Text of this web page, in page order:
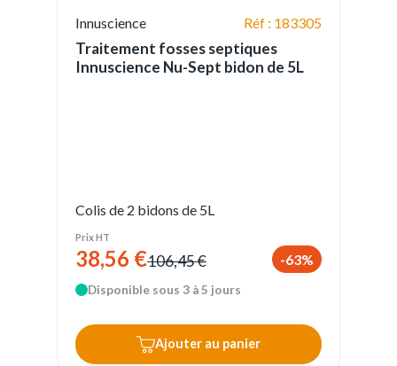
Innuscience Réf : 183305
Traitement fosses septiques
Innuscience Nu-Sept bidon de 5L
Colis de 2 bidons de 5L
Prix HT
38,56 €106,45 € -63%
Disponible sous 3 à 5 jours
Ajouter au panier